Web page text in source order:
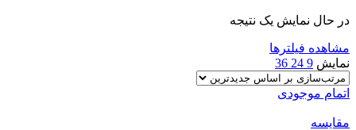
در حال نمایش یک نتیجه
مشاهده فیلترها
نمایش 9
24
36
اتمام موجودی
مقایسه